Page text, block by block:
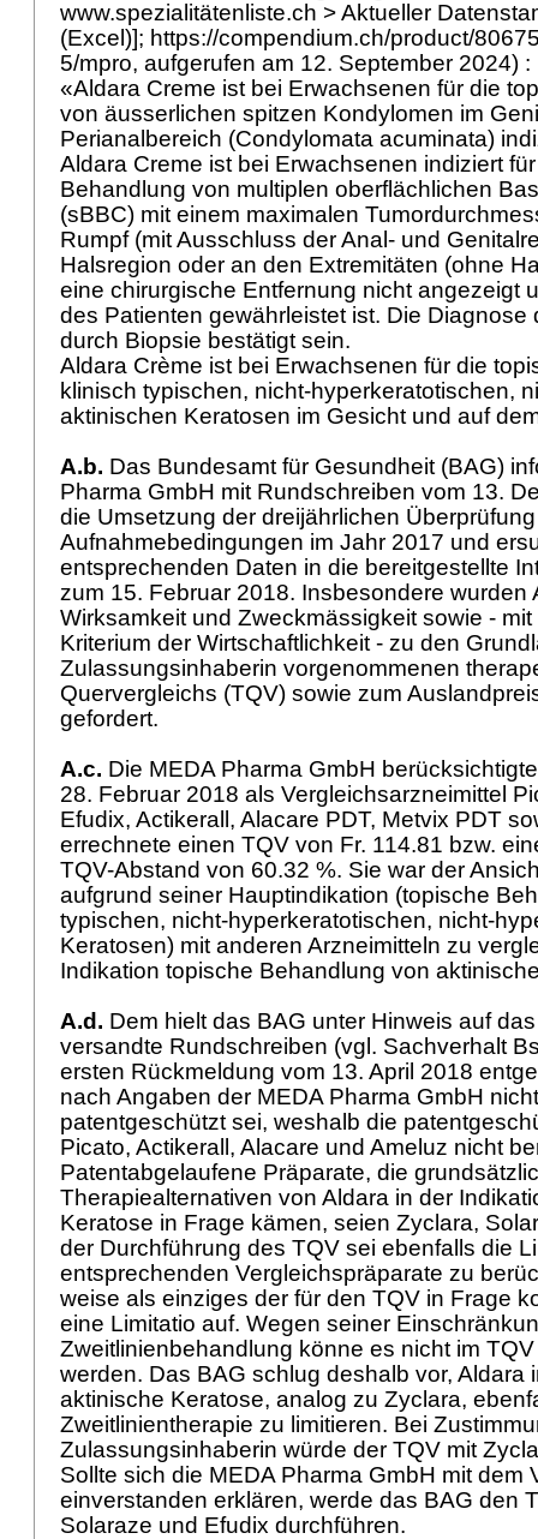
www.spezialitätenliste.ch > Aktueller
(Excel)]; https://compendium.ch/product/
5/mpro, aufgerufen am 12. September 2024)
«Aldara Creme ist bei Erwachsenen für die
von äusserlichen spitzen Kondylomen im
Perianalbereich (Condylomata acuminata)
Aldara Creme ist bei Erwachsenen indiziert
Behandlung von multiplen oberflächlichen
(sBBC) mit einem maximalen
Rumpf (mit Ausschluss der Anal- und
Halsregion oder an den Extremitäten (ohne
eine chirurgische Entfernung nicht angezeigt
des Patienten gewährleistet ist. Die Diagnose
durch Biopsie bestätigt sein.
Aldara Crème ist bei Erwachsenen für die
klinisch typischen, nicht-hyperkeratotischen,
aktinischen Keratosen im Gesicht und auf
A.b. Das Bundesamt für Gesundheit (BAG)
Pharma GmbH mit Rundschreiben vom 13.
die Umsetzung der dreijährlichen
Aufnahmebedingungen im Jahr 2017 und
entsprechenden Daten in die bereitgestellte
zum 15. Februar 2018. Insbesondere wurden
Wirksamkeit und Zweckmässigkeit sowie -
Kriterium der Wirtschaftlichkeit - zu den
Zulassungsinhaberin vorgenommenen
Quervergleichs (TQV) sowie zum
gefordert.
A.c. Die MEDA Pharma GmbH
28. Februar 2018 als Vergleichsarzneimittel
Efudix, Actikerall, Alacare PDT, Metvix PDT
errechnete einen TQV von Fr. 114.81 bzw.
TQV-Abstand von 60.32 %. Sie war der
aufgrund seiner Hauptindikation (topische
typischen, nicht-hyperkeratotischen, nicht-
Keratosen) mit anderen Arzneimitteln zu
Indikation topische Behandlung von
A.d. Dem hielt das BAG unter Hinweis auf
versandte Rundschreiben (vgl. Sachverhalt
ersten Rückmeldung vom 13. April 2018
nach Angaben der MEDA Pharma GmbH
patentgeschützt sei, weshalb die
Picato, Actikerall, Alacare und Ameluz nicht
Patentabgelaufene Präparate, die
Therapiealternativen von Aldara in der
Keratose in Frage kämen, seien Zyclara,
der Durchführung des TQV sei ebenfalls die
entsprechenden Vergleichspräparate zu
weise als einziges der für den TQV in Frage
eine Limitatio auf. Wegen seiner
Zweitlinienbehandlung könne es nicht im
werden. Das BAG schlug deshalb vor, Aldara
aktinische Keratose, analog zu Zyclara,
Zweitlinientherapie zu limitieren. Bei
Zulassungsinhaberin würde der TQV mit
Sollte sich die MEDA Pharma GmbH mit dem
einverstanden erklären, werde das BAG den
Solaraze und Efudix durchführen.